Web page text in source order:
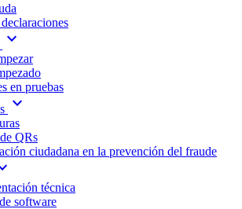
expand_more
en pruebas
expand_more
QRs
ciudadana en la prevención del fraude
técnica
software